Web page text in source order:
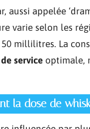
aussi appelée
varie selon les
millilitres. La
service optimale,
la dose de